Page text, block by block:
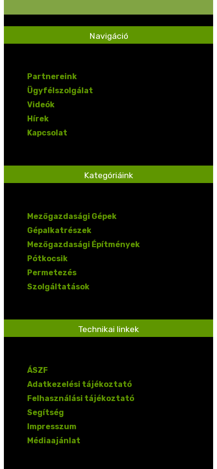
Navigáció
Partnereink
Ügyfélszolgálat
Videók
Hírek
Kapcsolat
Kategóriáink
Mezőgazdasági Gépek
Gépalkatrészek
Mezőgazdasági Építmények
Pótkocsik
Permetezés
Szolgáltatások
Technikai linkek
ÁSZF
Adatkezelési tájékoztató
Felhasználási tájékoztató
Segítség
Impresszum
Médiaajánlat